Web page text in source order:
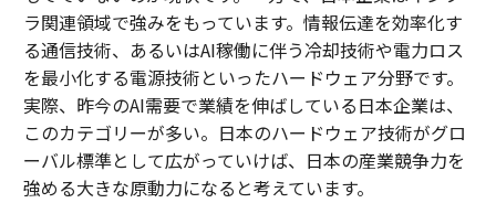
ラ関連領域で強みをもっています。情報伝達を効率化す
る通信技術、あるいはAI稼働に伴う冷却技術や電力ロス
を最小化する電源技術といったハードウェア分野です。
実際、昨今のAI需要で業績を伸ばしている日本企業は、
このカテゴリーが多い。日本のハードウェア技術がグロ
ーバル標準として広がっていけば、日本の産業競争力を
強める大きな原動力になると考えています。